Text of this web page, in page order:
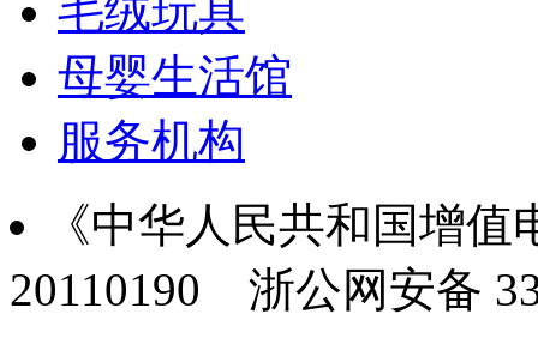
毛绒玩具
母婴生活馆
服务机构
《中华人民共和国增
20110190 浙公网安备